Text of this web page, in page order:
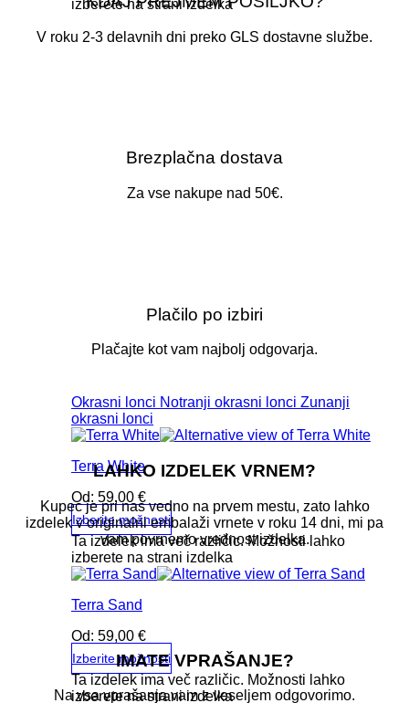
izberete na strani izdelka
Okrasni lonci Notranji okrasni lonci Zunanji
okrasni lonci
Terra White
Od: 59,00 €
Izberite možnosti
Ta izdelek ima več različic. Možnosti lahko
izberete na strani izdelka
Terra Sand
Od: 59,00 €
Izberite možnosti
Ta izdelek ima več različic. Možnosti lahko
izberete na strani izdelka
V roku 2-3 delavnih dni preko GLS dostavne službe.
Brezplačna dostava
Za vse nakupe nad 50€.
Plačilo po izbiri
Plačajte kot vam najbolj odgovarja.
LAHKO IZDELEK VRNEM?
Kupec je pri nas vedno na prvem mestu, zato lahko
izdelek v originalni embalaži vrnete v roku 14 dni, mi pa
vam povrnemo vrednost izdelka.
IMATE VPRAŠANJE?
Na vsa vprašanja vam z veseljem odgovorimo.